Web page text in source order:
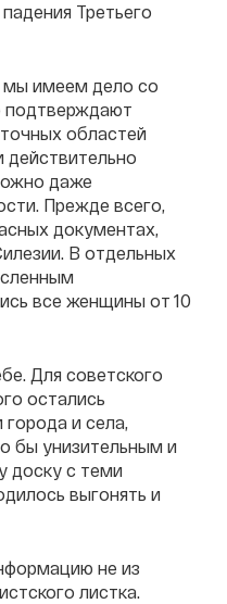
Третьего
мы имеем дело со
подтверждают
областей
действительно
даже
Прежде всего,
документах,
В отдельных
все женщины от 10
Для советского
остались
и села,
бы унизительным и
доску с теми
выгонять и
не из
листка.